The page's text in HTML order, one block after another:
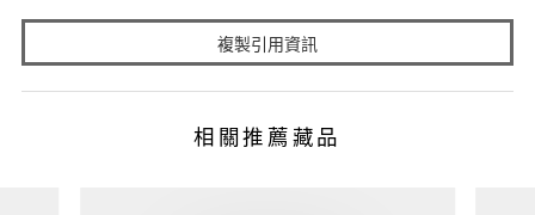
複製引用資訊
相關推薦藏品